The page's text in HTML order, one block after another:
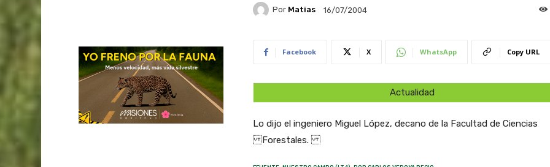
Por Matias 16/07/2004
Facebook X WhatsApp Copy URL
Actualidad
Lo dijo el ingeniero Miguel López, decano de la Facultad de Ciencias
Forestales.